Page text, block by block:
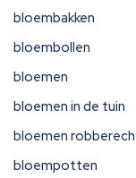
bloembakken
bloembollen
bloemen
bloemen in de tuin
bloemen
bloempotten